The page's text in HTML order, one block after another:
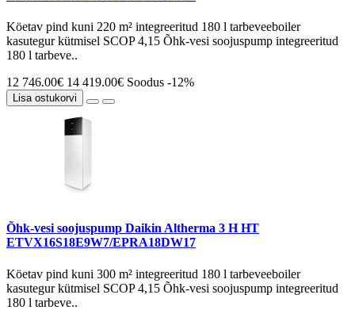
Köetav pind kuni 220 m² integreeritud 180 l tarbeveeboiler
kasutegur kütmisel SCOP 4,15 Õhk-vesi soojuspump integreeritud
180 l tarbeve..
12 746.00€ 14 419.00€ Soodus -12%
Lisa ostukorvi
Õhk-vesi soojuspump Daikin Altherma 3 H HT
ETVX16S18E9W7/EPRA18DW17
Köetav pind kuni 300 m² integreeritud 180 l tarbeveeboiler
kasutegur kütmisel SCOP 4,15 Õhk-vesi soojuspump integreeritud
180 l tarbeve..